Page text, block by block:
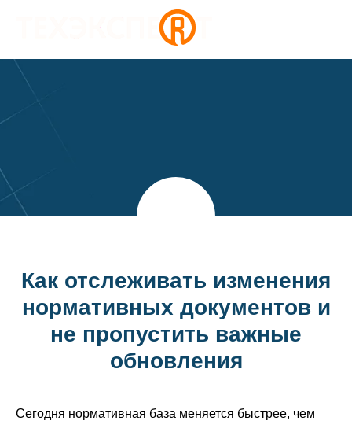
Как отслеживать изменения
нормативных документов и
не пропустить важные
обновления
Сегодня нормативная база меняется быстрее, чем